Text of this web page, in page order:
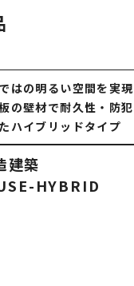
はの明るい空間を実現
の壁材で耐久性・防犯
ハイブリッドタイプ
建築
HYBRID